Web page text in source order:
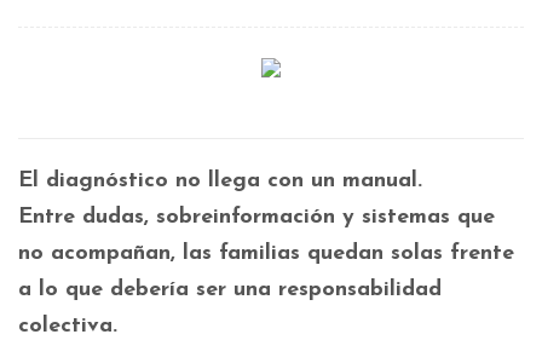
El diagnóstico no llega con un manual.
Entre dudas, sobreinformación y sistemas que
no acompañan, las familias quedan solas frente
a lo que debería ser una responsabilidad
colectiva.